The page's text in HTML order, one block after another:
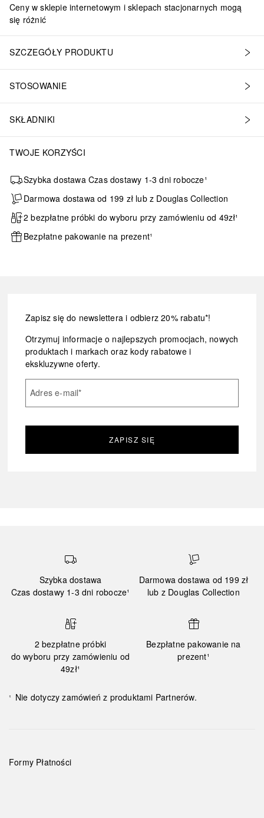
Ceny w sklepie internetowym i sklepach stacjonarnych mogą
się różnić
SZCZEGÓŁY PRODUKTU
STOSOWANIE
SKŁADNIKI
TWOJE KORZYŚCI
Szybka dostawa Czas dostawy 1-3 dni robocze¹
Darmowa dostawa od 199 zł lub z Douglas Collection
2 bezpłatne próbki do wyboru przy zamówieniu od 49zł¹
Bezpłatne pakowanie na prezent¹
Zapisz się do newslettera i odbierz 20% rabatu*!
Otrzymuj informacje o najlepszych promocjach, nowych
produktach i markach oraz kody rabatowe i
ekskluzywne oferty.
Adres e-mail*
ZAPISZ SIĘ
Szybka dostawa
Czas dostawy 1-3 dni robocze¹
Darmowa dostawa od 199 zł
lub z Douglas Collection
2 bezpłatne próbki
do wyboru przy zamówieniu od
49zł¹
Bezpłatne pakowanie na
prezent¹
¹ Nie dotyczy zamówień z produktami Partnerów.
Formy Płatności